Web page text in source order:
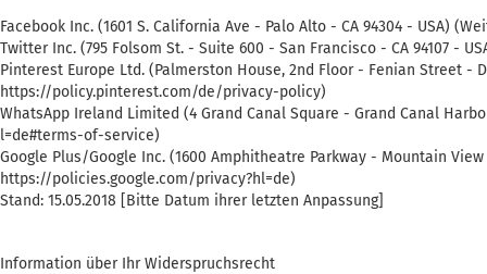
Facebook Inc. (1601 S. California Ave - Palo Alto - CA 94304 - USA)
Twitter Inc. (795 Folsom St. - Suite 600 - San Francisco - CA 94107
Pinterest Europe Ltd. (Palmerston House, 2nd Floor - Fenian Street
https://policy.pinterest.com/de/privacy-policy)
WhatsApp Ireland Limited (4 Grand Canal Square - Grand Canal
l=de#terms-of-service)
Google Plus/Google Inc. (1600 Amphitheatre Parkway - Mountain
https://policies.google.com/privacy?hl=de)
Stand: 15.05.2018 [Bitte Datum ihrer letzten Anpassung]
Information über Ihr Widerspruchsrecht